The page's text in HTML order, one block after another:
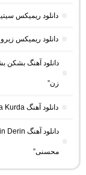
دانلود ریمیکس
دانلود ریمیکس
دانلود آهنگ بشکن
زن”
دانلود آهنگ Dawet a Kurda از Delal “هوش مصنوعی کرد ترند اینستا”
محسنی”